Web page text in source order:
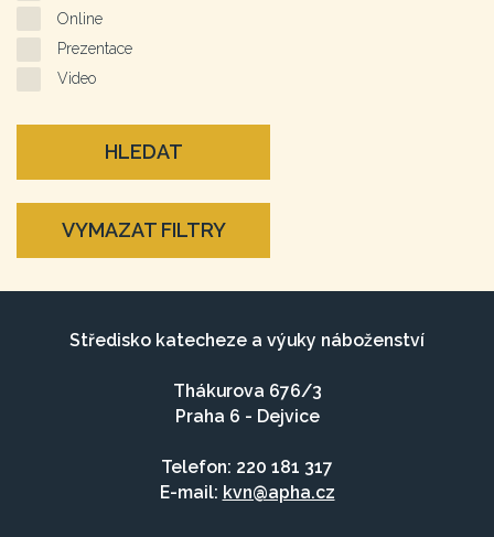
Online
Prezentace
Video
HLEDAT
VYMAZAT FILTRY
Středisko katecheze a výuky náboženství
Thákurova 676/3
Praha 6 - Dejvice
Telefon: 220 181 317
E-mail: kvn@apha.cz